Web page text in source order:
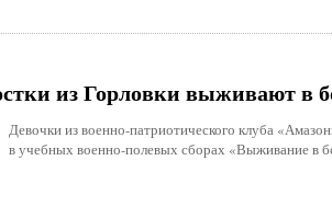
из Горловки выживают в
Девочки из военно-патриотического клуба
в учебных военно-полевых сборах «Выживание в